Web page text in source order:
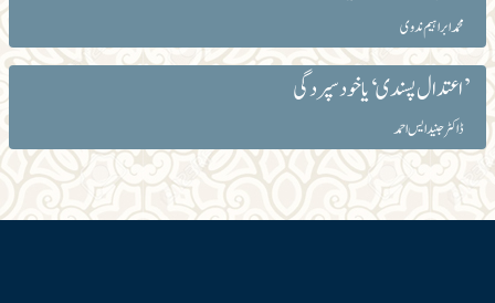
محمد ابراہیم ندوی
’اعتدال پسندی‘ یا خود سپردگی
ڈاکٹر جنید ایس احمد